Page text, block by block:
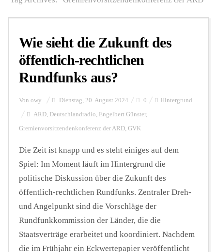
Hintergrund
FUNKTURM-Beiträge
Seminare
Unterstützen
Wie sieht die Zukunft des
öffentlich-rechtlichen
Rundfunks aus?
Von owy Dienstag, 20. August 2024 0 Hintergrund
ARD, Deutschlandradio, Engelbert Günster,
Gremienvorsitzendenkonferenz der ARD, GVK
Die Zeit ist knapp und es steht einiges auf dem
Spiel: Im Moment läuft im Hintergrund die
politische Diskussion über die Zukunft des
öffentlich-rechtlichen Rundfunks. Zentraler Dreh-
und Angelpunkt sind die Vorschläge der
Rundfunkkommission der Länder, die die
Staatsverträge erarbeitet und koordiniert. Nachdem
die im Frühjahr ein Eckwertepapier veröffentlicht